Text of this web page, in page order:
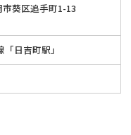
葵区追手町1-13
日吉町駅」